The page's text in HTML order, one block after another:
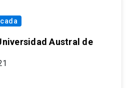
Austral de